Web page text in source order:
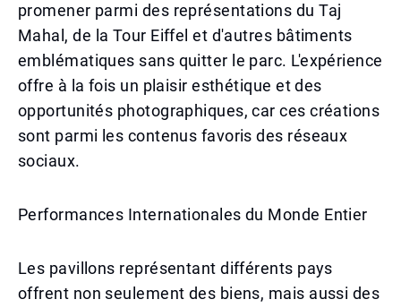
promener parmi des représentations du Taj
Mahal, de la Tour Eiffel et d'autres bâtiments
emblématiques sans quitter le parc. L'expérience
offre à la fois un plaisir esthétique et des
opportunités photographiques, car ces créations
sont parmi les contenus favoris des réseaux
sociaux.
Performances Internationales du Monde Entier
Les pavillons représentant différents pays
offrent non seulement des biens, mais aussi des